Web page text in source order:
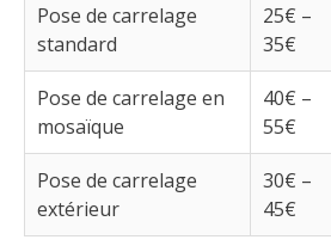
Pose de carrelage
standard
25€ –
35€
Pose de carrelage en
mosaïque
40€ –
55€
Pose de carrelage
extérieur
30€ –
45€